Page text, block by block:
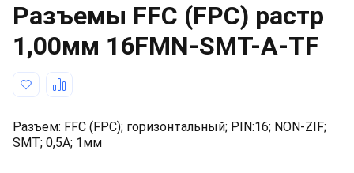
Разъeмы FFC (FPC) растр
1,00мм 16FMN-SMT-A-TF
Разъем: FFC (FPC); горизонтальный; PIN:16; NON-ZIF;
SMT; 0,5А; 1мм